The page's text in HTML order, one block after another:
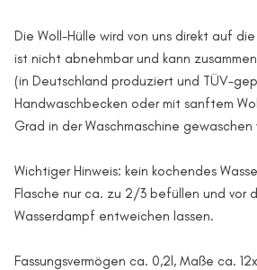
Die Woll-Hülle wird von uns direkt auf
ist nicht abnehmbar und kann
(in Deutschland produziert und TÜV-
Handwaschbecken oder mit sanftem
Grad in der Waschmaschine gewaschen
Wichtiger Hinweis: kein kochendes
Flasche nur ca. zu 2/3 befüllen und vor
Wasserdampf entweichen lassen.
Fassungsvermögen ca. 0,2l, Maße ca.